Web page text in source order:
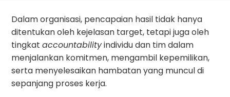
Dalam organisasi, pencapaian hasil tidak hanya
ditentukan oleh kejelasan target, tetapi juga oleh
tingkataccountabilityindividu dan tim dalam
menjalankan komitmen, mengambil kepemilikan,
serta menyelesaikan hambatan yang muncul di
sepanjang proses kerja.